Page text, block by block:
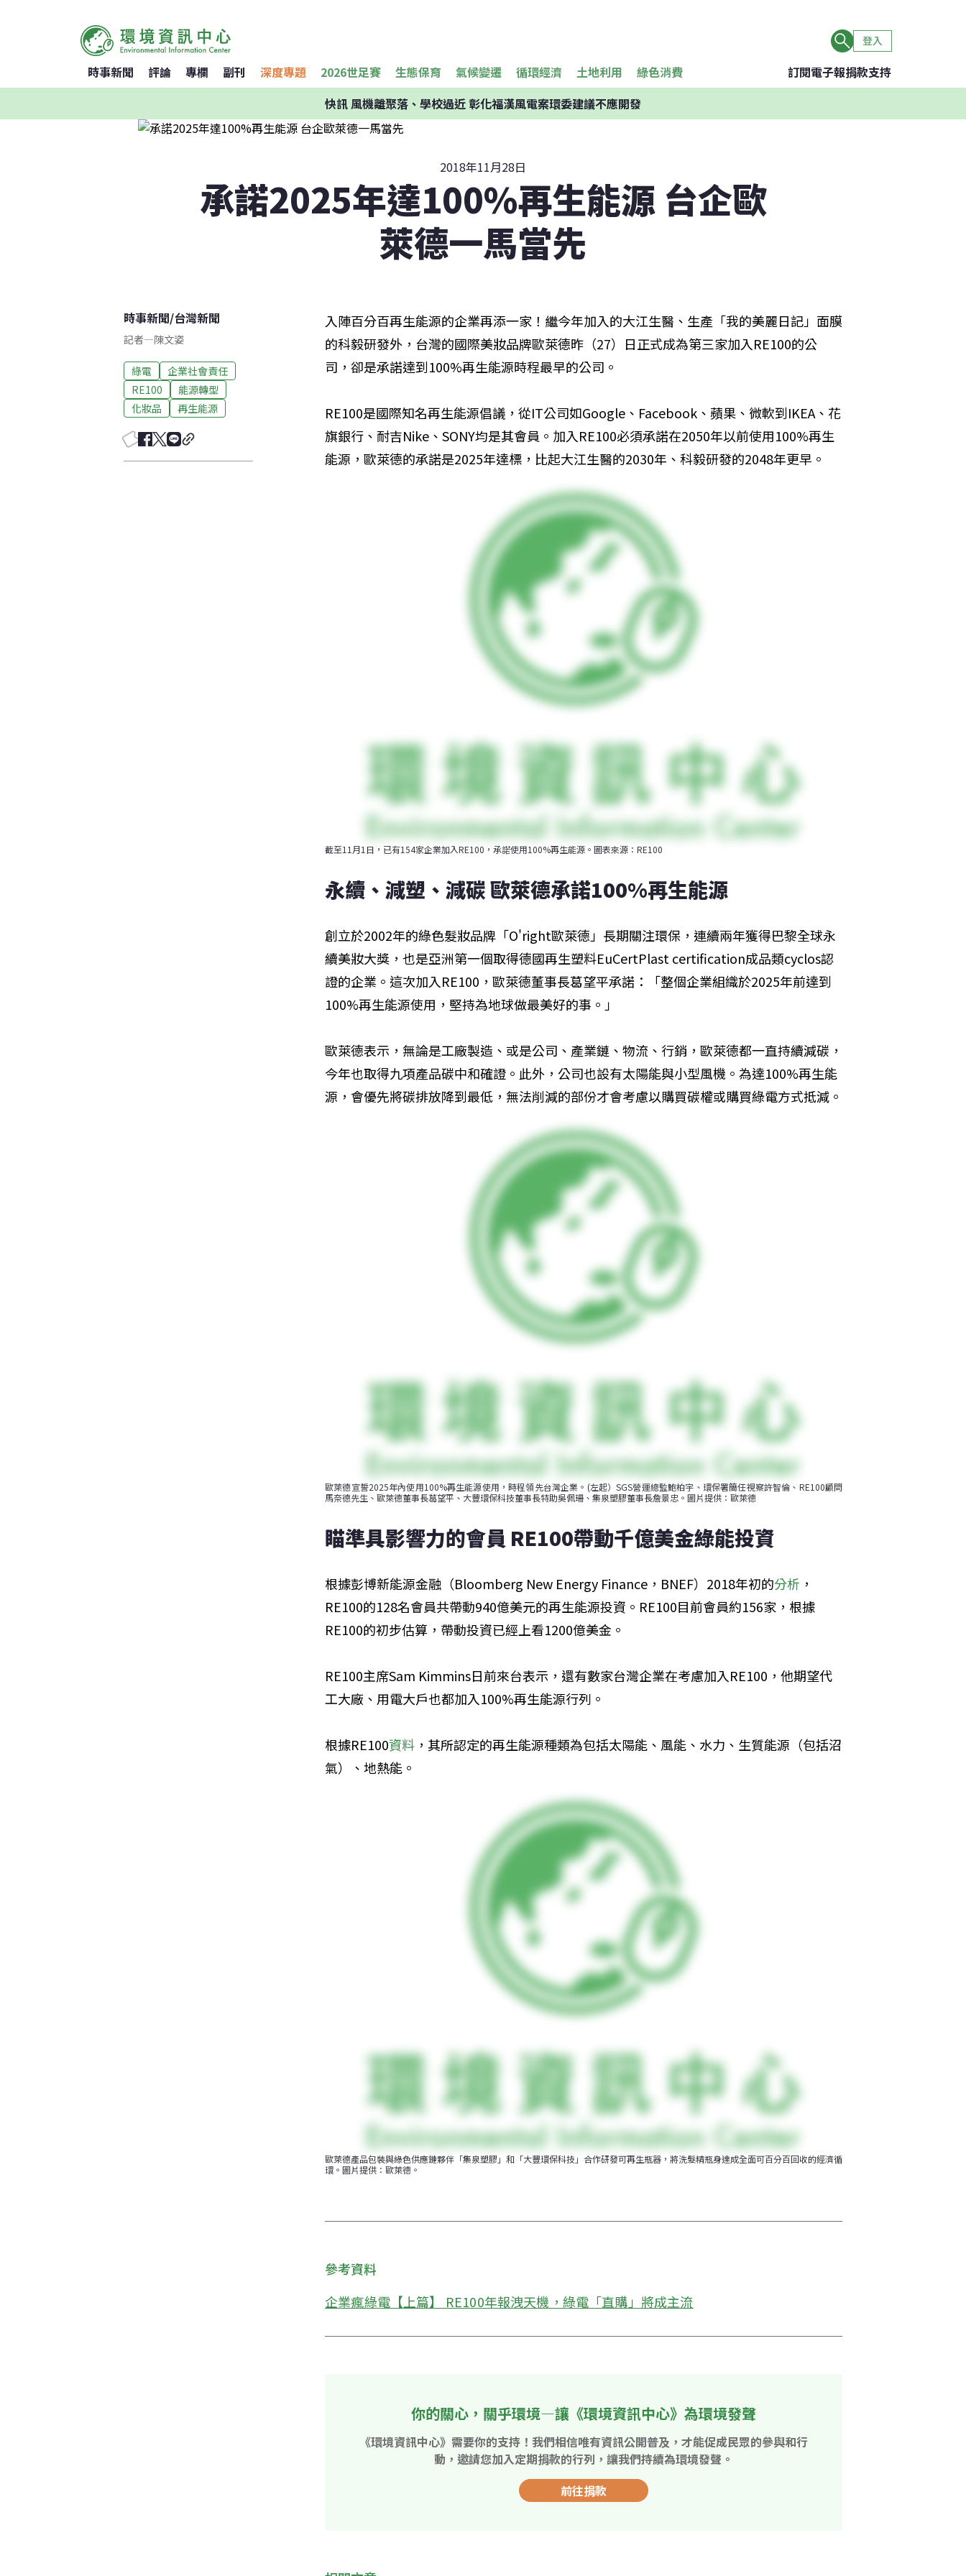
登入
時事新聞 評論 專欄 副刊 深度專題 2026世足賽 生態保育 氣候變遷 循環經濟 土地利用 綠色消費 訂閱電子報捐款支持
快訊風機離聚落、學校過近 彰化福漢風電案環委建議不應開發
2018年11月28日
承諾2025年達100%再生能源 台企歐
萊德一馬當先
時事新聞/台灣新聞
記者—陳文姿
綠電
企業社會責任
RE100
能源轉型
化妝品
再生能源
入陣百分百再生能源的企業再添一家！繼今年加入的大江生醫、生產「我的美麗日記」面膜
的科毅研發外，台灣的國際美妝品牌歐萊德昨（27）日正式成為第三家加入RE100的公
司，卻是承諾達到100%再生能源時程最早的公司。
RE100是國際知名再生能源倡議，從IT公司如Google、Facebook、蘋果、微軟到IKEA、花
旗銀行、耐吉Nike、SONY均是其會員。加入RE100必須承諾在2050年以前使用100%再生
能源，歐萊德的承諾是2025年達標，比起大江生醫的2030年、科毅研發的2048年更早。
截至11月1日，已有154家企業加入RE100，承諾使用100%再生能源。圖表來源：RE100
永續、減塑、減碳 歐萊德承諾100%再生能源
創立於2002年的綠色髮妝品牌「O'right歐萊德」長期關注環保，連續兩年獲得巴黎全球永
續美妝大獎，也是亞洲第一個取得德國再生塑料EuCertPlast certification成品類cyclos認
證的企業。這次加入RE100，歐萊德董事長葛望平承諾：「整個企業組織於2025年前達到
100%再生能源使用，堅持為地球做最美好的事。」
歐萊德表示，無論是工廠製造、或是公司、產業鏈、物流、行銷，歐萊德都一直持續減碳，
今年也取得九項產品碳中和確證。此外，公司也設有太陽能與小型風機。為達100%再生能
源，會優先將碳排放降到最低，無法削減的部份才會考慮以購買碳權或購買綠電方式抵減。
歐萊德宣誓2025年內使用100%再生能源使用，時程領先台灣企業。(左起）SGS營運總監鮑柏宇、環保署簡任視察許智倫、RE100顧問
馬奈德先生、歐萊德董事長葛望平、大豐環保科技董事長特助吳佩珊、集泉塑膠董事長詹景忠。圖片提供：歐萊德
瞄準具影響力的會員 RE100帶動千億美金綠能投資
根據彭博新能源金融（Bloomberg New Energy Finance，BNEF）2018年初的分析 ，
RE100的128名會員共帶動940億美元的再生能源投資。RE100目前會員約156家，根據
RE100的初步估算，帶動投資已經上看1200億美金。
RE100主席Sam Kimmins日前來台表示，還有數家台灣企業在考慮加入RE100，他期望代
工大廠、用電大戶也都加入100%再生能源行列。
根據RE100資料 ，其所認定的再生能源種類為包括太陽能、風能、水力、生質能源（包括沼
氣）、地熱能。
歐萊德產品包裝與綠色供應鏈夥伴「集泉塑膠」和「大豐環保科技」合作研發可再生瓶器，將洗髮精瓶身達成全面可百分百回收的經濟循
環。圖片提供：歐萊德。
參考資料
企業瘋綠電【上篇】 RE100年報洩天機，綠電「直購」將成主流
你的關心，關乎環境—讓《環境資訊中心》為環境發聲
《環境資訊中心》需要你的支持！我們相信唯有資訊公開普及，才能促成民眾的參與和行
動，邀請您加入定期捐款的行列，讓我們持續為環境發聲。
前往捐款